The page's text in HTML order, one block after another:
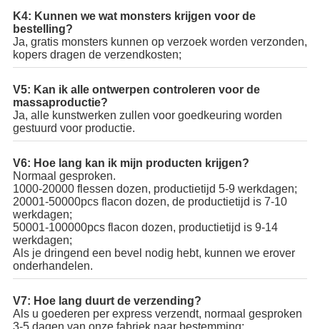
K4: Kunnen we wat monsters krijgen voor de
bestelling?
Ja, gratis monsters kunnen op verzoek worden verzonden,
kopers dragen de verzendkosten;
V5: Kan ik alle ontwerpen controleren voor de
massaproductie?
Ja, alle kunstwerken zullen voor goedkeuring worden
gestuurd voor productie.
V6: Hoe lang kan ik mijn producten krijgen?
Normaal gesproken.
1000-20000 flessen dozen, productietijd 5-9 werkdagen;
20001-50000pcs flacon dozen, de productietijd is 7-10
werkdagen;
50001-100000pcs flacon dozen, productietijd is 9-14
werkdagen;
Als je dringend een bevel nodig hebt, kunnen we erover
onderhandelen.
V7: Hoe lang duurt de verzending?
Als u goederen per express verzendt, normaal gesproken
3-5 dagen van onze fabriek naar bestemming;